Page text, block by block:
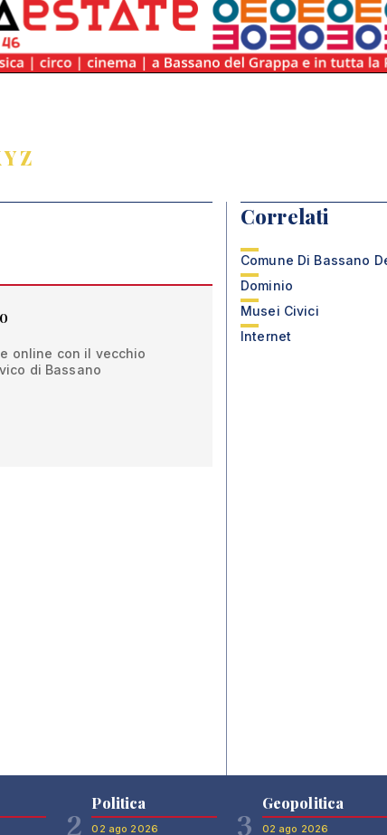
YZ
online con il vecchio
di Bassano
Correlati
Comune Di Bassano
Dominio
Musei Civici
Internet
2
Politica
02 ago 2026 3
Geopolitica
02 ago 2026